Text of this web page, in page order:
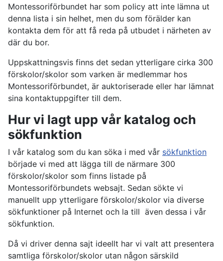
Montessoriförbundet har som policy att inte lämna ut
denna lista i sin helhet, men du som förälder kan
kontakta dem för att få reda på utbudet i närheten av
där du bor.
Uppskattningsvis finns det sedan ytterligare cirka 300
förskolor/skolor som varken är medlemmar hos
Montessoriförbundet, är auktoriserade eller har lämnat
sina kontaktuppgifter till dem.
Hur vi lagt upp vår katalog och
sökfunktion
I vår katalog som du kan söka i med vår sökfunktion
började vi med att lägga till de närmare 300
förskolor/skolor som finns listade på
Montessoriförbundets websajt. Sedan sökte vi
manuellt upp ytterligare förskolor/skolor via diverse
sökfunktioner på Internet och la till även dessa i vår
sökfunktion.
Då vi driver denna sajt ideellt har vi valt att presentera
samtliga förskolor/skolor utan någon särskild